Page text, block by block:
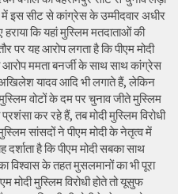
में इस सीट से कांग्रेस के उम्मीदवार अधीर
कि यहां मुस्लिम मतदाताओं की
पर यह आरोप लगता है कि पीएम मोदी
आरोप ममता बनर्जी के साथ साथ कांग्रेस
यादव आदि भी लगाते हैं, लेकिन
वोटों के दम पर चुनाव जीते मुस्लिम
प्रशंसा कर रहे हैं, तब मोदी मुस्लिम विरोधी
सांसदों ने पीएम मोदी के नेतृत्व में
है कि पीएम मोदी सबका साथ
के तहत मुसलमानों का भी पूरा
मोदी मुस्लिम विरोधी होते तो यूसुफ